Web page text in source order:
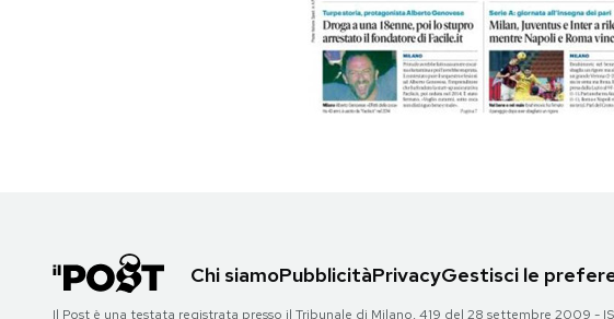
Area Personale
Newsletter
Chi siamoPubblicitàPrivacyGestisci le
Il Post è una testata registrata presso il Tribunale di Milano, 419 del 28 settembre 2009 -